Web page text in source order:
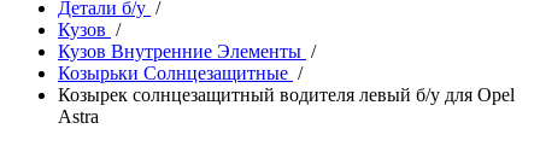
Детали б/у /
Кузов /
Кузов Внутренние Элементы /
Козырьки Солнцезащитные /
Козырек солнцезащитный водителя левый б/у для Opel
Astra